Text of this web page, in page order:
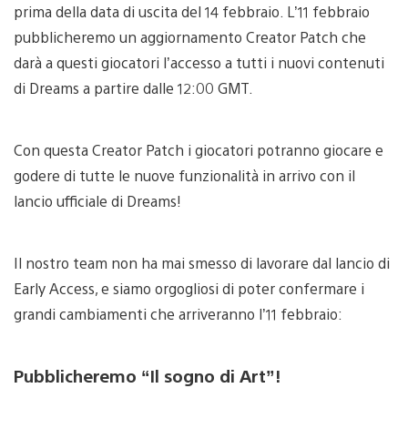
prima della data di uscita del 14 febbraio. L’11 febbraio
pubblicheremo un aggiornamento Creator Patch che
darà a questi giocatori l’accesso a tutti i nuovi contenuti
di Dreams a partire dalle 12:00 GMT.
Con questa Creator Patch i giocatori potranno giocare e
godere di tutte le nuove funzionalità in arrivo con il
lancio ufficiale di Dreams!
Il nostro team non ha mai smesso di lavorare dal lancio di
Early Access, e siamo orgogliosi di poter confermare i
grandi cambiamenti che arriveranno l’11 febbraio:
Pubblicheremo “Il sogno di Art”!